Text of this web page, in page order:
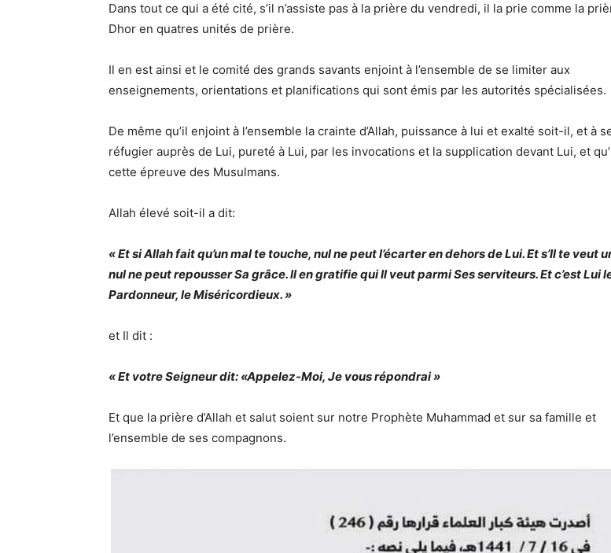
Dans tout ce qui a été cité, s’il n’assiste pas à la prière du vendredi, il la prie comme la
Dhor en quatres unités de prière.
Il en est ainsi et le comité des grands savants enjoint à l’ensemble de se limiter aux
enseignements, orientations et planifications qui sont émis par les autorités spécialisées.
De même qu’il enjoint à l’ensemble la crainte d’Allah, puissance à lui et exalté soit-il, et à
réfugier auprès de Lui, pureté à Lui, par les invocations et la supplication devant Lui, et
cette épreuve des Musulmans.
Allah élevé soit-il a dit:
« Et si Allah fait qu’un mal te touche, nul ne peut l’écarter en dehors de Lui. Et s’Il te veut
nul ne peut repousser Sa grâce.Il en gratifie qui Il veut parmi Ses serviteurs. Et c’est Lui
Pardonneur, le Miséricordieux. »
et Il dit :
« Et votre Seigneur dit: «Appelez-Moi, Je vous répondrai »
Et que la prière d’Allah et salut soient sur notre Prophète Muhammad et sur sa famille et
l’ensemble de ses compagnons.